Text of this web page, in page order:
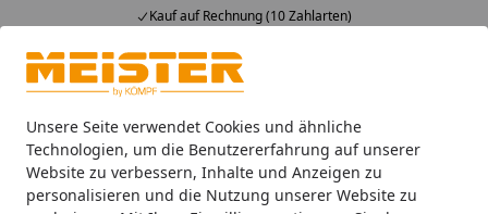
Unsere Seite verwendet Cookies und ähnliche
Technologien, um die Benutzererfahrung auf unserer
Website zu verbessern, Inhalte und Anzeigen zu
personalisieren und die Nutzung unserer Website zu
Kauf auf Rechnung (10 Zahlarten)
Alle Produkte
Mein Konto
Suchen
Startseite
HANDMUSTER MeisterWerke Laminatboden